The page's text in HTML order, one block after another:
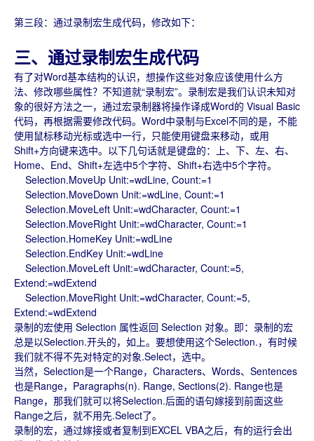
第三段：通过录制宏生成代码，修改如下：
三、通过录制宏生成代码
有了对Word基本结构的认识，想操作这些对象应该使用什么方
法、修改哪些属性？不知道就“录制宏”。录制宏是我们认识未知对
象的很好方法之一，通过宏录制器将操作译成Word的 Visual Basic
代码，再根据需要修改代码。Word中录制与Excel不同的是，不能
使用鼠标移动光标或选中一行，只能使用键盘来移动，或用
Shift+方向键来选中。以下几句话就是键盘的：上、下、左、右、
Home、End、Shift+左选中5个字符、Shift+右选中5个字符。
Selection.MoveUp Unit:=wdLine, Count:=1
Selection.MoveDown Unit:=wdLine, Count:=1
Selection.MoveLeft Unit:=wdCharacter, Count:=1
Selection.MoveRight Unit:=wdCharacter, Count:=1
Selection.HomeKey Unit:=wdLine
Selection.EndKey Unit:=wdLine
Selection.MoveLeft Unit:=wdCharacter, Count:=5,
Extend:=wdExtend
Selection.MoveRight Unit:=wdCharacter, Count:=5,
Extend:=wdExtend
录制的宏使用 Selection 属性返回 Selection 对象。即：录制的宏
总是以Selection.开头的，如上。要想使用这个Selection.，有时候
我们就不得不先对特定的对象.Select，选中。
当然，Selection是一个Range，Characters、Words、Sentences
也是Range，Paragraphs(n). Range, Sections(2). Range也是
Range，那我们就可以将Selection.后面的语句嫁接到前面这些
Range之后，就不用先.Select了。
录制的宏，通过嫁接或者复制到EXCEL VBA之后，有的运行会出